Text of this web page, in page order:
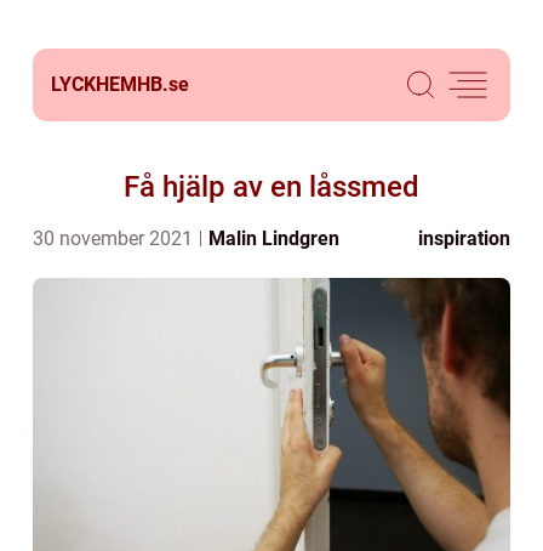
LYCKHEMHB.se
Få hjälp av en låssmed
30 november 2021 Malin Lindgren inspiration